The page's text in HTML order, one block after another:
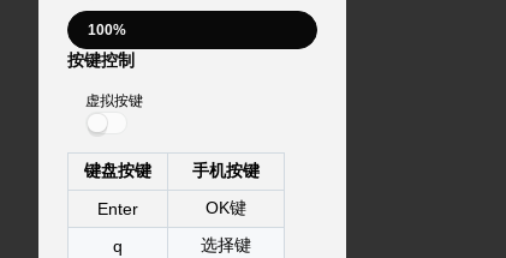
按键控制
虚拟按键
键盘按键
手机按键
Enter
OK键
q
选择键